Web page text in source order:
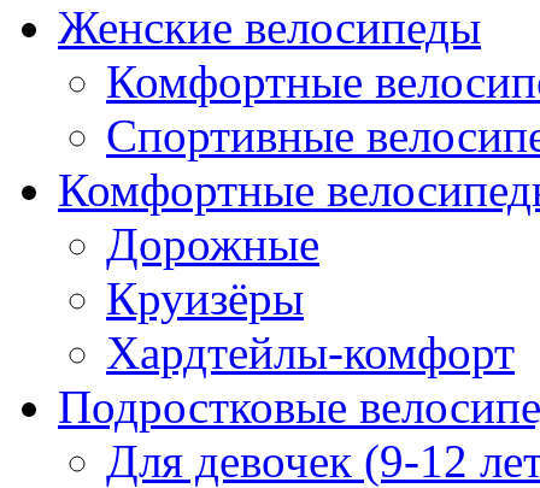
Женские велосипеды
Комфортные
Спортивные
Комфортные
Дорожные
Круизёры
Хардтейлы-комфорт
Подростковые
Для девочек (9-12